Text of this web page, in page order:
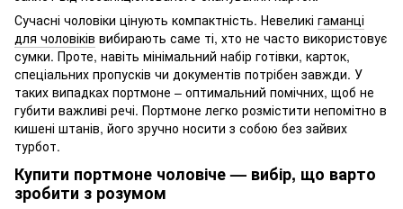
Сучасні чоловіки цінують компактність. Невеликі гаманці
для чоловіків вибирають саме ті, хто не часто використовує
сумки. Проте, навіть мінімальний набір готівки, карток,
спеціальних пропусків чи документів потрібен завжди. У
таких випадках портмоне – оптимальний помічних, щоб не
губити важливі речі. Портмоне легко розмістити непомітно в
кишені штанів, його зручно носити з собою без зайвих
турбот.
Купити портмоне чоловіче — вибір, що варто
зробити з розумом